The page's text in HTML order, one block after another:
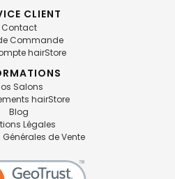
CLIENT
Contact
Commande
hairStore
Salons
hairStore
Blog
Légales
de Vente